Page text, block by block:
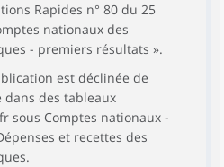
Rapides n° 80 du 25
nationaux des
- premiers résultats ».
est déclinée de
des tableaux
sous Comptes nationaux -
et recettes des